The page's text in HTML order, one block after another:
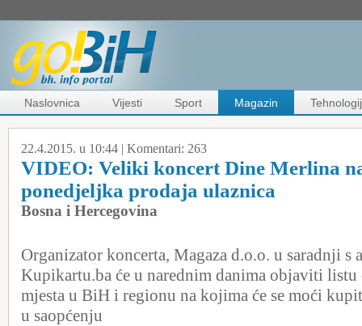
Naslovnica Vijesti Sport Magazin
22.4.2015. u 10:44 | Komentari: 263
VIDEO: Veliki koncert Dine Merlina
ponedjeljka prodaja ulaznica
Bosna i Hercegovina
Organizator koncerta, Magaza d.o.o. u saradnji s
Kupikartu.ba će u narednim danima objaviti
mjesta u BiH i regionu na kojima će se moći
u saopćenju